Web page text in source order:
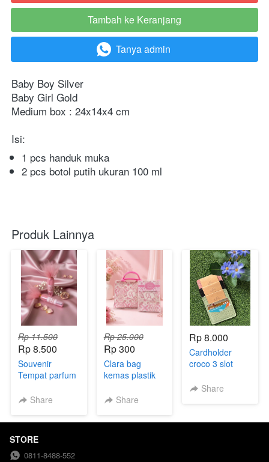
`
Tambah ke Keranjang
` Tanya admin
Baby Boy Silver
Baby Girl Gold
Medium box : 24x14x4 cm
Isi:
1 pcs handuk muka
2 pcs botol putih ukuran 100 ml
Produk Lainnya
Rp 11.500
Rp 8.500
Souvenir
Tempat parfum
Share
Rp 25.000
Rp 300
Clara bag
kemas plastik
Share
Rp 8.000
Cardholder
croco 3 slot
Share
STORE
0811-8488-552